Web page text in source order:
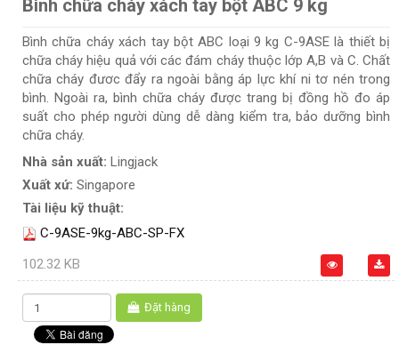
Bình chữa cháy xách tay bột ABC 9 kg
Bình chữa cháy xách tay bột ABC loại 9 kg C-9ASE là thiết bị
chữa cháy hiệu quả với các đám cháy thuộc lớp A,B và C. Chất
chữa cháy đươc đẩy ra ngoài bằng áp lực khí ni tơ nén trong
bình. Ngoài ra, bình chữa cháy được trang bị đồng hồ đo áp
suất cho phép người dùng dễ dàng kiểm tra, bảo dưỡng bình
chữa cháy.
Nhà sản xuất: Lingjack
Xuất xứ: Singapore
Tài liệu kỹ thuật:
C-9ASE-9kg-ABC-SP-FX
102.32 KB
Đặt hàng